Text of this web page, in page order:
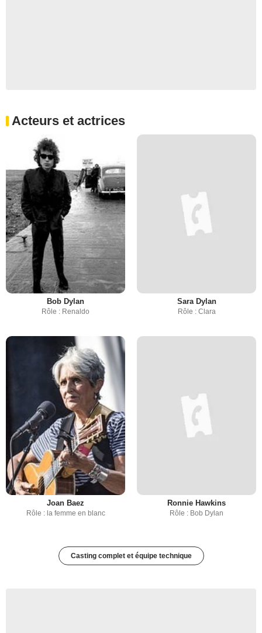
Acteurs et actrices
Bob Dylan
Rôle : Renaldo
Sara Dylan
Rôle : Clara
Joan Baez
Rôle : la femme en blanc
Ronnie Hawkins
Rôle : Bob Dylan
Casting complet et équipe technique